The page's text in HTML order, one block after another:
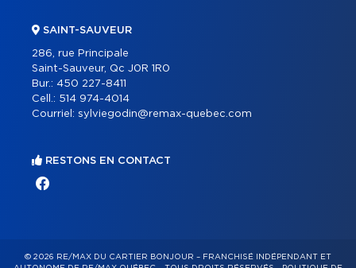
SAINT-SAUVEUR
286, rue Principale
Saint-Sauveur, Qc J0R 1R0
Bur.: 450 227-8411
Cell.: 514 974-4014
Courriel: sylviegodin@remax-quebec.com
RESTONS EN CONTACT
© 2026 RE/MAX DU CARTIER BONJOUR – FRANCHISÉ INDÉPENDANT ET